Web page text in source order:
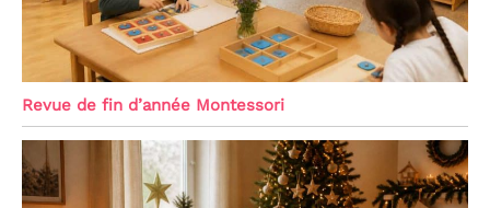
Revue de fin d’année Montessori